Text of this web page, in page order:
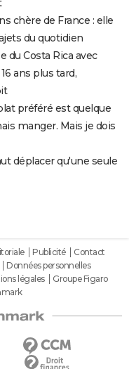
chère de France : elle
du quotidien
du Costa Rica avec
ans plus tard,
préféré est quelque
manger. Mais je dois
déplacer qu'une seule
Publicité
Contact
Données personnelles
légales
Groupe Figaro